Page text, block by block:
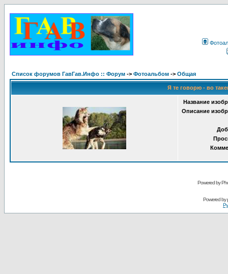
Список форумов ГавГав.Инфо :: Форум -> Фотоальбом -> Общая
Я те говорю - во
Название
Описание
Powered by
Powered by